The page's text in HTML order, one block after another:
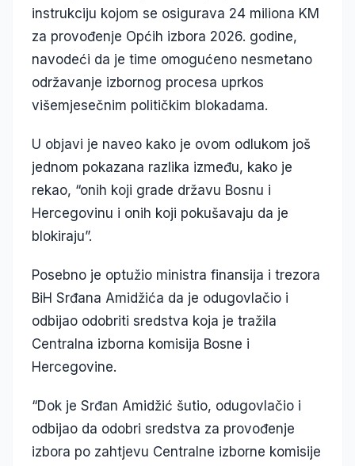
instrukciju kojom se osigurava 24 miliona KM
za provođenje Općih izbora 2026. godine,
navodeći da je time omogućeno nesmetano
održavanje izbornog procesa uprkos
višemjesečnim političkim blokadama.
U objavi je naveo kako je ovom odlukom još
jednom pokazana razlika između, kako je
rekao, “onih koji grade državu Bosnu i
Hercegovinu i onih koji pokušavaju da je
blokiraju”.
Posebno je optužio ministra finansija i trezora
BiH Srđana Amidžića da je odugovlačio i
odbijao odobriti sredstva koja je tražila
Centralna izborna komisija Bosne i
Hercegovine.
“Dok je Srđan Amidžić šutio, odugovlačio i
odbijao da odobri sredstva za provođenje
izbora po zahtjevu Centralne izborne komisije